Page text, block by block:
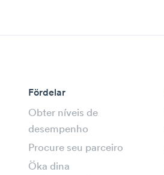
Fördelar
Obter níveis de
desempenho
Procure seu parceiro
Öka dina